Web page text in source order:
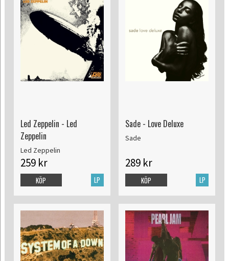
Led Zeppelin - Led
Zeppelin
Led Zeppelin
259 kr
LP
KÖP
Sade - Love Deluxe
Sade
289 kr
LP
KÖP